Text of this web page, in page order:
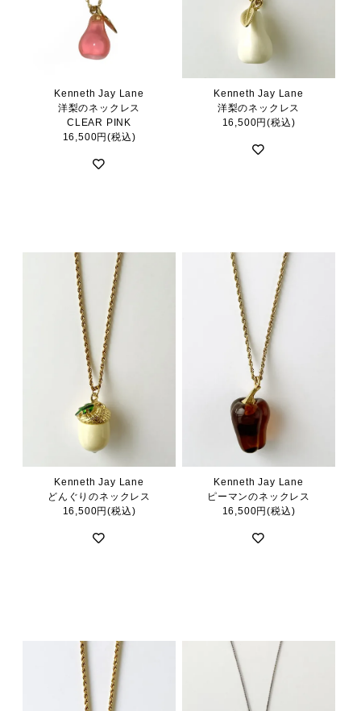
Kenneth Jay Lane
洋梨のネックレス
CLEAR PINK
16,500円(税込)
Kenneth Jay Lane
洋梨のネックレス
16,500円(税込)
Kenneth Jay Lane
どんぐりのネックレス
16,500円(税込)
Kenneth Jay Lane
ピーマンのネックレス
16,500円(税込)